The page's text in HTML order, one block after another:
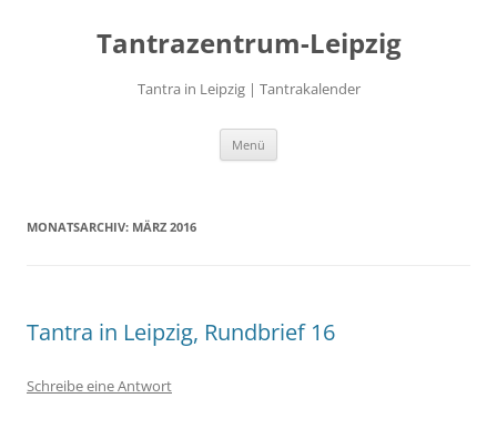
Tantrazentrum-Leipzig
Tantra in Leipzig | Tantrakalender
Menü
MONATSARCHIV: MÄRZ 2016
Tantra in Leipzig, Rundbrief 16
Schreibe eine Antwort